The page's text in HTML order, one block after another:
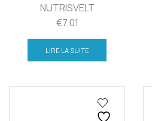
NUTRISVELT
€7,01
LIRE LA SUITE